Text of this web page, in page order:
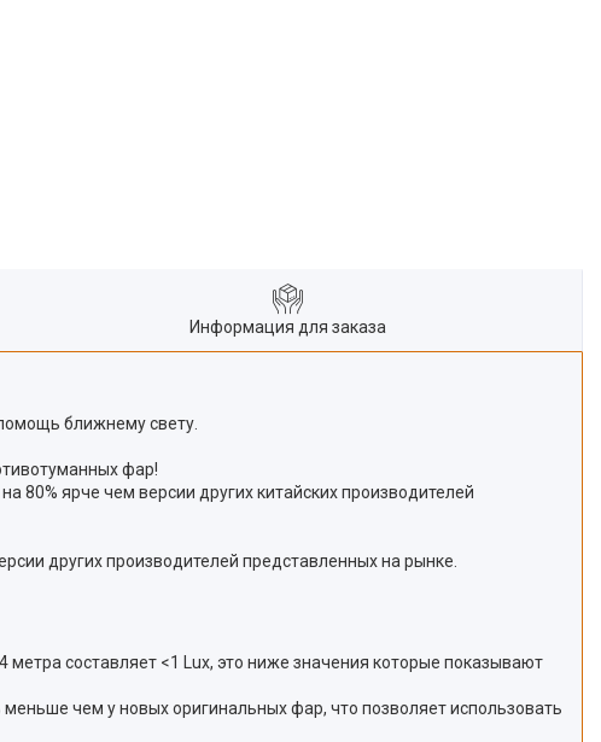
Информация для заказа
ближнему свету.
фар!
80% ярче чем версии других китайских производителей
других производителей представленных на рынке.
метра составляет <1 Lux, это ниже значения которые показывают
чем у новых оригинальных фар, что позволяет использовать